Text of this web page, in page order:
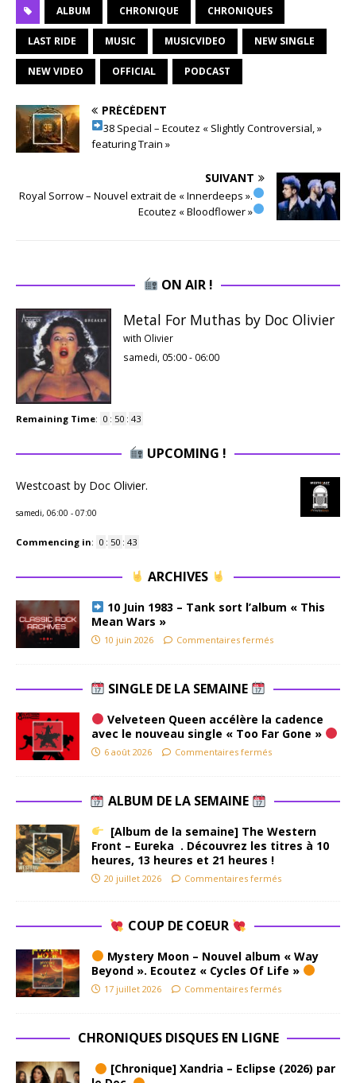
ALBUM CHRONIQUE CHRONIQUES
LAST RIDE MUSIC MUSICVIDEO NEW SINGLE
NEW VIDEO OFFICIAL PODCAST
PRÉCÉDENT
38 Special – Ecoutez « Slightly Controversial, »
featuring Train »
SUIVANT
Royal Sorrow – Nouvel extrait de « Innerdeeps ».
Ecoutez « Bloodflower »
ON AIR !
Metal For Muthas by Doc Olivier
with Olivier
samedi, 05:00- 06:00
Remaining Time: 0 : 50 : 43
UPCOMING !
Westcoast by Doc Olivier.
samedi, 06:00 - 07:00
Commencing in: 0 : 50 : 43
ARCHIVES
10 Juin 1983 – Tank sort l’album « This
Mean Wars »
10 juin 2026 Commentaires fermés
SINGLE DE LA SEMAINE
Velveteen Queen accélère la cadence
avec le nouveau single « Too Far Gone »
6 août 2026 Commentaires fermés
ALBUM DE LA SEMAINE
[Album de la semaine] The Western
Front – Eureka . Découvrez les titres à 10
heures, 13 heures et 21 heures !
20 juillet 2026 Commentaires fermés
COUP DE COEUR
Mystery Moon – Nouvel album « Way
Beyond ». Ecoutez « Cycles Of Life »
17 juillet 2026 Commentaires fermés
CHRONIQUES DISQUES EN LIGNE
[Chronique] Xandria – Eclipse (2026) par